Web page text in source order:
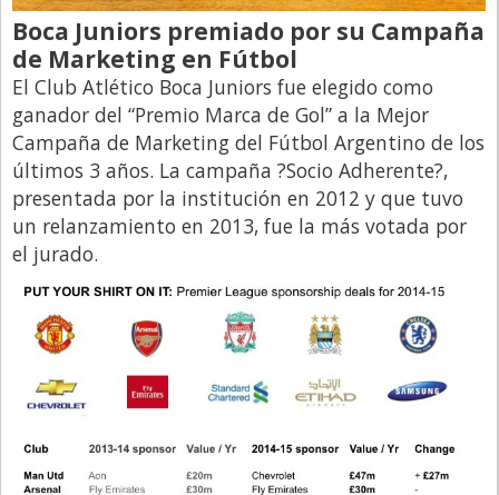
Finanzas
Gastronomia
Internacionales
La Opinión del Director
Legales
Libro de Quejas
Medios
Millonarios
Minuto Lanzamiento
Negocios
Opinion
Política
Boca Juniors premiado por su Campaña
de Marketing en Fútbol
El Club Atlético Boca Juniors fue elegido como
ganador del “Premio Marca de Gol” a la Mejor
Campaña de Marketing del Fútbol Argentino de los
últimos 3 años. La campaña ?Socio Adherente?,
presentada por la institución en 2012 y que tuvo
un relanzamiento en 2013, fue la más votada por
el jurado.